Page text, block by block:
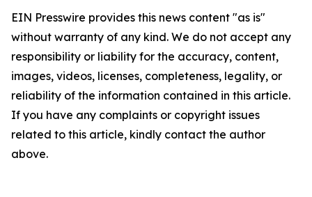
EIN Presswire provides this news content "as is"
without warranty of any kind. We do not accept any
responsibility or liability for the accuracy, content,
images, videos, licenses, completeness, legality, or
reliability of the information contained in this article.
If you have any complaints or copyright issues
related to this article, kindly contact the author
above.